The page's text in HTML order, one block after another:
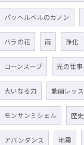
パッヘルベルのカノン
バラの花 雨 浄化
コーンスープ 光の仕事
大いなる力 動画レッ
モンサンミシェル 歴史
アバンダンス 地震